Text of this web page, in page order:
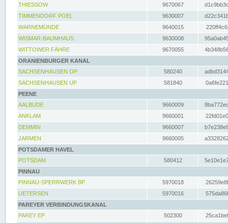
THIESSOW
9670067
TIMMENDORF POEL
9630007
WARNEMÜNDE
9640015
WISMAR-BAUMHAUS
9630008
WITTOWER FÄHRE
9670055
ORANIENBURGER KANAL
SACHSENHAUSEN OP
580240
SACHSENHAUSEN UP
581840
PEENE
AALBUDE
9660009
ANKLAM
9660001
DEMMIN
9660007
JARMEN
9660005
POTSDAMER HAVEL
POTSDAM
580412
PINNAU
PINNAU-SPERRWERK BP
5970018
UETERSEN
5970016
PAREYER VERBINDUNGSKANAL
PAREY EP
502300